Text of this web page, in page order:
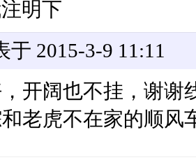
明下
2015-3-9 11:11
开阔也不挂，谢谢
老虎不在家的顺风